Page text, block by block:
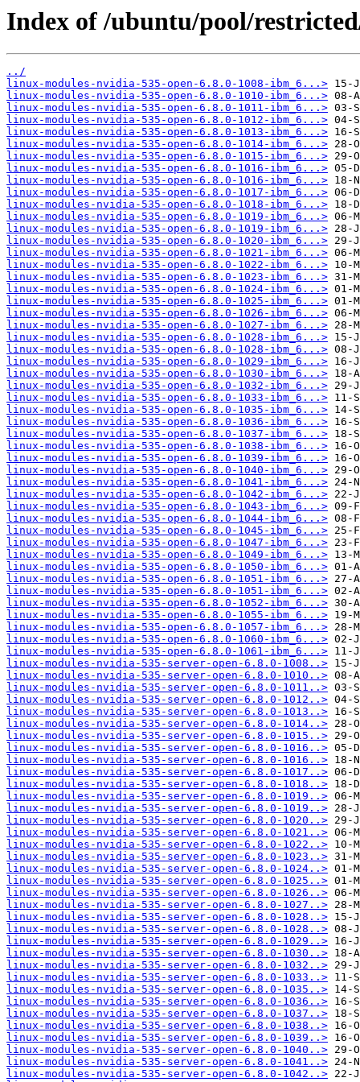
Index of /ubuntu/pool/
../
linux-modules-nvidia-535-open-6.8.0-1008-ibm_6...>
linux-modules-nvidia-535-open-6.8.0-1010-ibm_6...>
linux-modules-nvidia-535-open-6.8.0-1011-ibm_6...>
linux-modules-nvidia-535-open-6.8.0-1012-ibm_6...>
linux-modules-nvidia-535-open-6.8.0-1013-ibm_6...>
linux-modules-nvidia-535-open-6.8.0-1014-ibm_6...>
linux-modules-nvidia-535-open-6.8.0-1015-ibm_6...>
linux-modules-nvidia-535-open-6.8.0-1016-ibm_6...>
linux-modules-nvidia-535-open-6.8.0-1016-ibm_6...>
linux-modules-nvidia-535-open-6.8.0-1017-ibm_6...>
linux-modules-nvidia-535-open-6.8.0-1018-ibm_6...>
linux-modules-nvidia-535-open-6.8.0-1019-ibm_6...>
linux-modules-nvidia-535-open-6.8.0-1019-ibm_6...>
linux-modules-nvidia-535-open-6.8.0-1020-ibm_6...>
linux-modules-nvidia-535-open-6.8.0-1021-ibm_6...>
linux-modules-nvidia-535-open-6.8.0-1022-ibm_6...>
linux-modules-nvidia-535-open-6.8.0-1023-ibm_6...>
linux-modules-nvidia-535-open-6.8.0-1024-ibm_6...>
linux-modules-nvidia-535-open-6.8.0-1025-ibm_6...>
linux-modules-nvidia-535-open-6.8.0-1026-ibm_6...>
linux-modules-nvidia-535-open-6.8.0-1027-ibm_6...>
linux-modules-nvidia-535-open-6.8.0-1028-ibm_6...>
linux-modules-nvidia-535-open-6.8.0-1028-ibm_6...>
linux-modules-nvidia-535-open-6.8.0-1029-ibm_6...>
linux-modules-nvidia-535-open-6.8.0-1030-ibm_6...>
linux-modules-nvidia-535-open-6.8.0-1032-ibm_6...>
linux-modules-nvidia-535-open-6.8.0-1033-ibm_6...>
linux-modules-nvidia-535-open-6.8.0-1035-ibm_6...>
linux-modules-nvidia-535-open-6.8.0-1036-ibm_6...>
linux-modules-nvidia-535-open-6.8.0-1037-ibm_6...>
linux-modules-nvidia-535-open-6.8.0-1038-ibm_6...>
linux-modules-nvidia-535-open-6.8.0-1039-ibm_6...>
linux-modules-nvidia-535-open-6.8.0-1040-ibm_6...>
linux-modules-nvidia-535-open-6.8.0-1041-ibm_6...>
linux-modules-nvidia-535-open-6.8.0-1042-ibm_6...>
linux-modules-nvidia-535-open-6.8.0-1043-ibm_6...>
linux-modules-nvidia-535-open-6.8.0-1044-ibm_6...>
linux-modules-nvidia-535-open-6.8.0-1045-ibm_6...>
linux-modules-nvidia-535-open-6.8.0-1047-ibm_6...>
linux-modules-nvidia-535-open-6.8.0-1049-ibm_6...>
linux-modules-nvidia-535-open-6.8.0-1050-ibm_6...>
linux-modules-nvidia-535-open-6.8.0-1051-ibm_6...>
linux-modules-nvidia-535-open-6.8.0-1051-ibm_6...>
linux-modules-nvidia-535-open-6.8.0-1052-ibm_6...>
linux-modules-nvidia-535-open-6.8.0-1055-ibm_6...>
linux-modules-nvidia-535-open-6.8.0-1057-ibm_6...>
linux-modules-nvidia-535-open-6.8.0-1060-ibm_6...>
linux-modules-nvidia-535-open-6.8.0-1061-ibm_6...>
linux-modules-nvidia-535-server-open-6.8.0-1008..>
linux-modules-nvidia-535-server-open-6.8.0-1010..>
linux-modules-nvidia-535-server-open-6.8.0-1011..>
linux-modules-nvidia-535-server-open-6.8.0-1012..>
linux-modules-nvidia-535-server-open-6.8.0-1013..>
linux-modules-nvidia-535-server-open-6.8.0-1014..>
linux-modules-nvidia-535-server-open-6.8.0-1015..>
linux-modules-nvidia-535-server-open-6.8.0-1016..>
linux-modules-nvidia-535-server-open-6.8.0-1016..>
linux-modules-nvidia-535-server-open-6.8.0-1017..>
linux-modules-nvidia-535-server-open-6.8.0-1018..>
linux-modules-nvidia-535-server-open-6.8.0-1019..>
linux-modules-nvidia-535-server-open-6.8.0-1019..>
linux-modules-nvidia-535-server-open-6.8.0-1020..>
linux-modules-nvidia-535-server-open-6.8.0-1021..>
linux-modules-nvidia-535-server-open-6.8.0-1022..>
linux-modules-nvidia-535-server-open-6.8.0-1023..>
linux-modules-nvidia-535-server-open-6.8.0-1024..>
linux-modules-nvidia-535-server-open-6.8.0-1025..>
linux-modules-nvidia-535-server-open-6.8.0-1026..>
linux-modules-nvidia-535-server-open-6.8.0-1027..>
linux-modules-nvidia-535-server-open-6.8.0-1028..>
linux-modules-nvidia-535-server-open-6.8.0-1028..>
linux-modules-nvidia-535-server-open-6.8.0-1029..>
linux-modules-nvidia-535-server-open-6.8.0-1030..>
linux-modules-nvidia-535-server-open-6.8.0-1032..>
linux-modules-nvidia-535-server-open-6.8.0-1033..>
linux-modules-nvidia-535-server-open-6.8.0-1035..>
linux-modules-nvidia-535-server-open-6.8.0-1036..>
linux-modules-nvidia-535-server-open-6.8.0-1037..>
linux-modules-nvidia-535-server-open-6.8.0-1038..>
linux-modules-nvidia-535-server-open-6.8.0-1039..>
linux-modules-nvidia-535-server-open-6.8.0-1040..>
linux-modules-nvidia-535-server-open-6.8.0-1041..>
linux-modules-nvidia-535-server-open-6.8.0-1042..>